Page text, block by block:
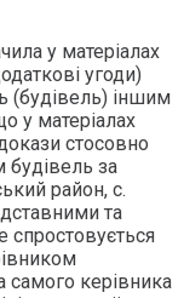
у матеріалах
угоди)
(будівель) іншим
у матеріалах
стосовно
будівель за
район, с.
та
спростовується
самого керівника